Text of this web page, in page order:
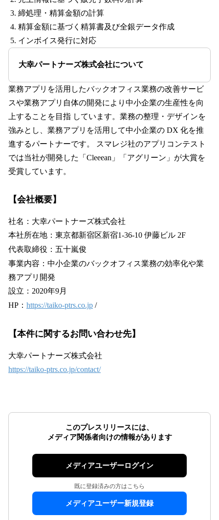
締処理・精算金額の計算
精算金額に基づく精算書及び全銀データ作成
インボイス発行に対応
大幸パートナーズ株式会社について
業務アプリを活用したバックオフィス業務の改善サービ
スや業務アプリ自体の開発により中小企業の生産性を向
上することを目指 しています。業務の整理・デザインを
強みとし、業務アプリを活用して中小企業の DX 化を推
進するパートナーです。 スマレジ社のアプリコンテスト
では当社が開発した「Cleeean」「アグリーン」が大賞を
受賞しています。
【会社概要】
社名：大幸パートナーズ株式会社
本社所在地：東京都新宿区新宿1-36-10 伊藤ビル 2F
代表取締役：五十嵐俊
事業内容：中小企業のバックオフィス業務の効率化や業
務アプリ開発
設立：2020年9月
HP： https://taiko-ptrs.co.jp /
【本件に関するお問い合わせ先】
大幸パートナーズ株式会社
https://taiko-ptrs.co.jp/contact/
このプレスリリースには、
メディア関係者向けの情報があります
メディアユーザーログイン
既に登録済みの方はこちら
メディアユーザー新規登録